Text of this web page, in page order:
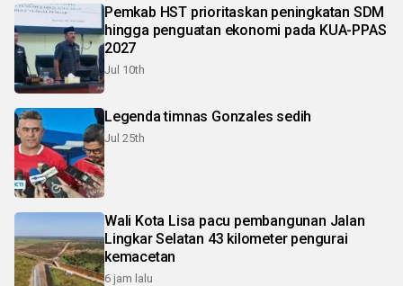
Pemkab HST prioritaskan peningkatan SDM
hingga penguatan ekonomi pada KUA-PPAS
2027
Jul 10th
Legenda timnas Gonzales sedih
Jul 25th
Wali Kota Lisa pacu pembangunan Jalan
Lingkar Selatan 43 kilometer pengurai
kemacetan
6 jam lalu